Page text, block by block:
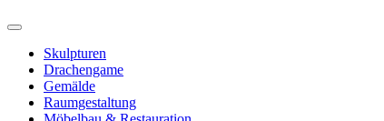
Skulpturen
Drachengame
Gemälde
Raumgestaltung